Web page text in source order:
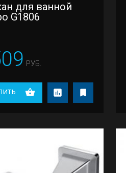
для ванной
G1806
РУБ.